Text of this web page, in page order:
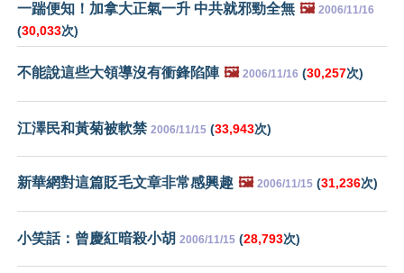
一踹便知！加拿大正氣一升 中共就邪勁全無 🖼️ 2006/11/16
(30,033次)
不能說這些大領導沒有衝鋒陷陣 🖼️ 2006/11/16 (30,257次)
江澤民和黃菊被軟禁 2006/11/15 (33,943次)
新華網對這篇貶毛文章非常感興趣 🖼️ 2006/11/15 (31,236次)
小笑話：曾慶紅暗殺小胡 2006/11/15 (28,793次)